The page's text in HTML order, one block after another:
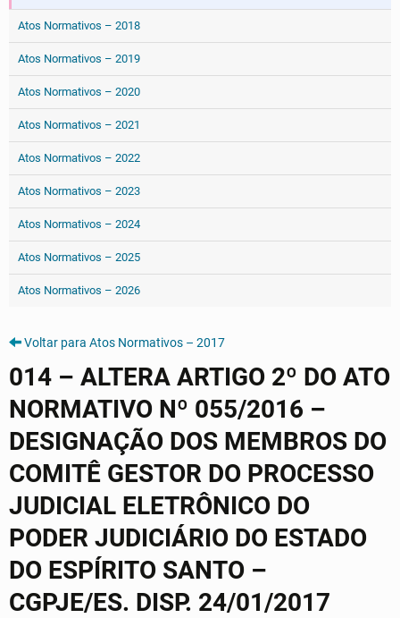
Atos Normativos – 2018
Atos Normativos – 2019
Atos Normativos – 2020
Atos Normativos – 2021
Atos Normativos – 2022
Atos Normativos – 2023
Atos Normativos – 2024
Atos Normativos – 2025
Atos Normativos – 2026
Voltar para Atos Normativos – 2017
014 – ALTERA ARTIGO 2º DO ATO
NORMATIVO Nº 055/2016 –
DESIGNAÇÃO DOS MEMBROS DO
COMITÊ GESTOR DO PROCESSO
JUDICIAL ELETRÔNICO DO
PODER JUDICIÁRIO DO ESTADO
DO ESPÍRITO SANTO –
CGPJE/ES. DISP. 24/01/2017